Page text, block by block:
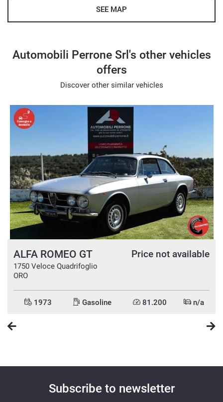
SEE MAP
Automobili Perrone Srl's other vehicles
offers
Discover other similar vehicles
ALFA ROMEO GT
1750 Veloce Quadrifoglio
ORO
Price not available
1973 Gasoline 81.200 n/a
Subscribe to newsletter